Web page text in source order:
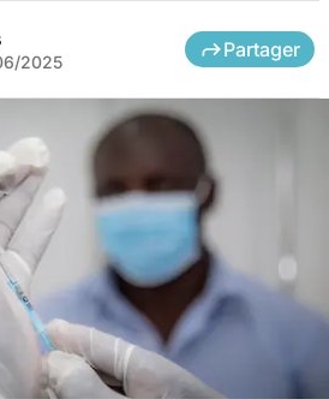
2025
Partager